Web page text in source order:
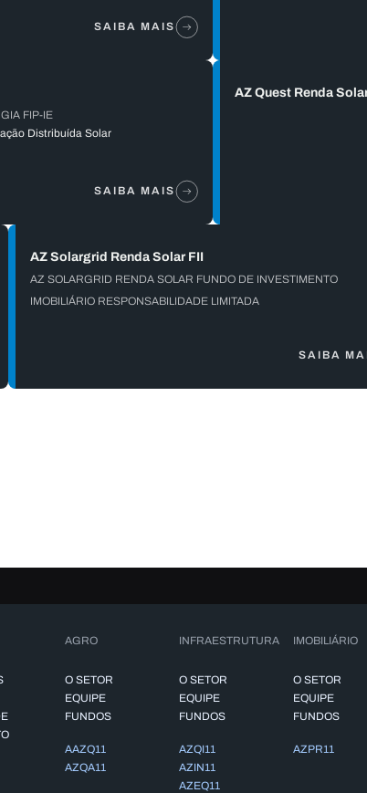
SAIBA MAIS
FIP-IE
Distribuída Solar
SAIBA MAIS
AZ Quest Renda
AZ Solargrid Renda Solar FII
AZ SOLARGRID RENDA SOLAR FUNDO DE INVESTIMENTO
IMOBILIÁRIO RESPONSABILIDADE LIMITADA
SAIBA
AGRO
O SETOR
EQUIPE
FUNDOS
AAZQ11
AZQA11
INFRAESTRUTURA
O SETOR
EQUIPE
FUNDOS
AZQI11
AZIN11
AZEQ11
IMOBILIÁRIO
O SETOR
EQUIPE
FUNDOS
AZPR11